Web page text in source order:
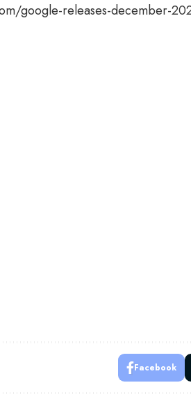
google-releases-december-
Facebook